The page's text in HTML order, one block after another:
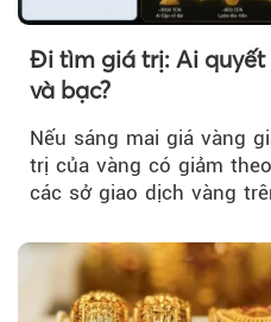
Đi tìm giá trị: Ai
và bạc?
Nếu sáng mai giá vàng
trị của vàng có giảm
các sở giao dịch vàng